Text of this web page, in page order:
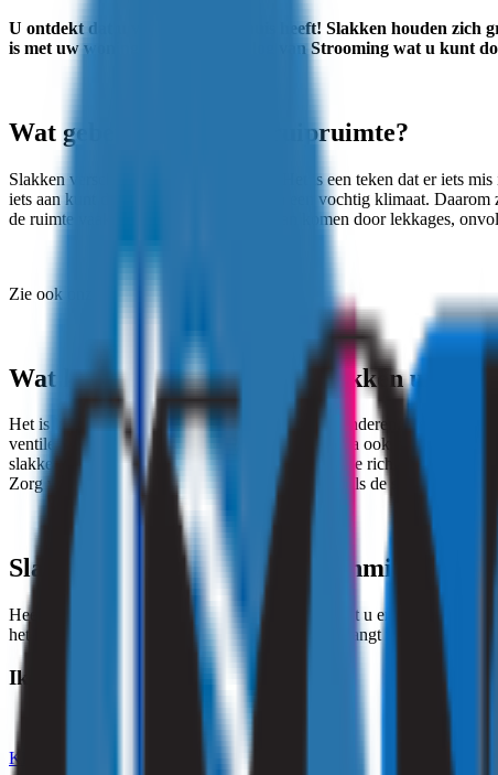
U ontdekt dat u veel slakken in huis heeft! Slakken houden zich
is met uw woning. Lees in deze blog van Strooming wat u kunt
Wat gebeurt er in uw kruipruimte?
Slakken verschijnen niet zonder reden. Het is een teken dat er iets
iets aan kunt doen. Slakken houden van een vochtig klimaat.
de ruimte vaak bijzonder vochtig. Dit kan komen door lekkages,
Zie ook onze blog: vocht in kruipruimte
Wat kunt u zelf doen tegen slakken uit de
Het is lastig om het klimaat in uw woning te veranderen. Het meest
ventileren van de verschillende ruimtes in huis. Ga ook op zoek
slakkenbestrijdingsmiddelen in de handel, maar die richten zich
Zorg voor een goede isolatie, zodat zowel vocht als de slakken zich
Slakken in huis: laat uw binnenmilieu
Heeft u last van slakken in de kruipruimte en komt u er niet vanaf?
het binnenmilieu van uw woning. Na afloop ontvangt u advies over
Ik ben particulier
Klik hier